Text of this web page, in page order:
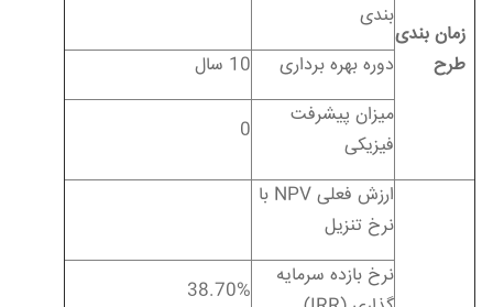
زمان بندی
طرح
بندی
دوره بهره برداری
10 سال
میزان پیشرفت
فیزیکی
0
ارزش فعلی NPV با
نرخ تنزیل
نرخ بازده سرمایه
%
38.70